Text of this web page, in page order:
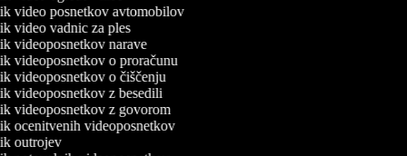
video posnetkov avtomobilov
video vadnic za ples
videoposnetkov narave
videoposnetkov o proračunu
videoposnetkov o čiščenju
videoposnetkov z besedili
videoposnetkov z govorom
ocenitvenih videoposnetkov
outrojev